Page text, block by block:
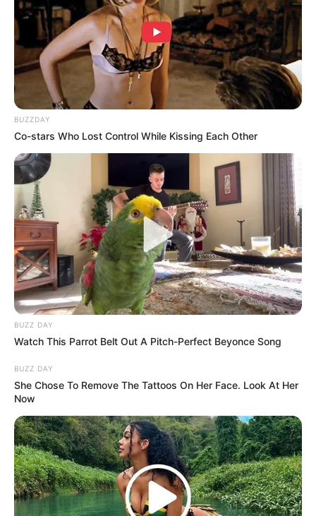
LIHAT ARTIKEL LAINNYA
Kang Solah from Kang
Mak x Nenek Gayung
Tukar Takdir
BUZZDAY
Co-stars Who Lost Control While Kissing Each Other
BUZZ DAY
Watch This Parrot Belt Out A Pitch-Perfect Beyonce Song
BUZZ DAY
She Chose To Remove The Tattoos On Her Face. Look At Her
Now